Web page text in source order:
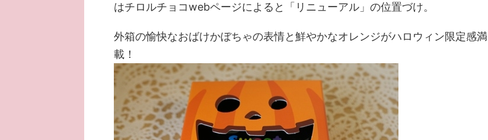
はチロルチョコwebページによると「リニューアル」の位置づけ。
外箱の愉快なおばけかぼちゃの表情と鮮やかなオレンジがハロウィン限定感満
載！